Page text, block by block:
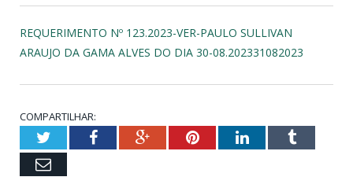
REQUERIMENTO Nº 123.2023-VER-PAULO SULLIVAN
ARAUJO DA GAMA ALVES DO DIA 30-08.202331082023
COMPARTILHAR:
TwitterFacebookGoogle+PinterestLinkedInTumblr
Email